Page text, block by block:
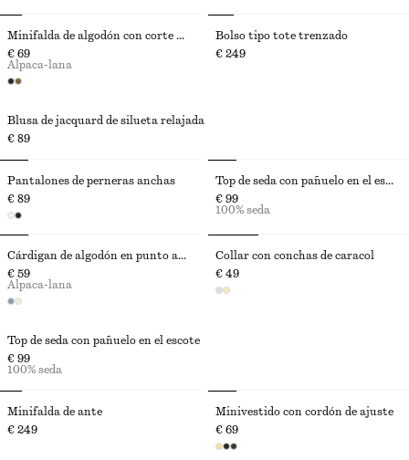
Blusa de jacquard de silueta relajada
€ 89
Minifalda de algodón con corte circular
€ 69
Alpaca-lana
Bolso tipo tote trenzado
€ 249
Top de seda con pañuelo en el escote
€ 99
100% seda
Pantalones de perneras anchas
€ 89
Top de seda con pañuelo en el escote
€ 99
100% seda
Cárdigan de algodón en punto abierto
€ 59
Alpaca-lana
Collar con conchas de caracol
€ 49
Minifalda de ante
€ 249
Minivestido con cordón de ajuste
€ 69